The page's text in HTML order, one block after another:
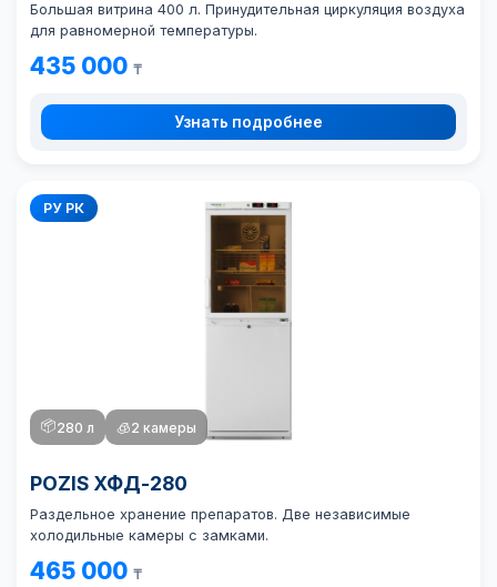
Большая витрина 400 л. Принудительная циркуляция воздуха
для равномерной температуры.
435 000 ₸
Узнать подробнее
РУ РК
📦280 л 🧊2 камеры
POZIS ХФД-280
Раздельное хранение препаратов. Две независимые
холодильные камеры с замками.
465 000 ₸